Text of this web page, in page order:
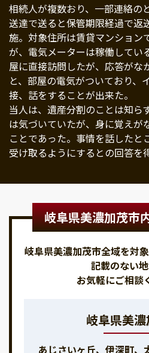
相続人が複数おり、一部連絡の
送達で送ると保管期限経過で返
施。対象住所は賃貸マンション
が、電気メーターは稼働してい
屋に直接訪問したが、応答がな
と、部屋の電気がついており、
接、話をすることが出来た。
当人は、遺産分割のことは知ら
は気づいていたが、身に覚えが
ことであった。事情を話したと
受け取るようにするとの回答を
岐阜県美濃加茂市
岐阜県美濃加茂市全域を対
記載のない
お気軽にご相談
岐阜県美
あじさいヶ丘、伊深町、